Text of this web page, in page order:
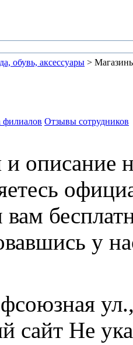
обувь, аксессуары >
филиалов Отзывы сотрудников
описание
вам
у
сайт Не